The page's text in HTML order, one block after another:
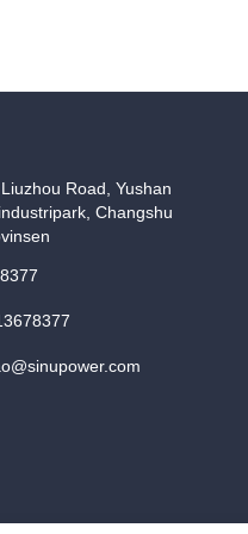
Road, Yushan
Changshu